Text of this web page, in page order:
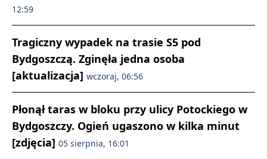
12:59
Tragiczny wypadek na trasie S5 pod
Bydgoszczą. Zginęła jedna osoba
[aktualizacja] wczoraj, 06:56
Płonął taras w bloku przy ulicy Potockiego w
Bydgoszczy. Ogień ugaszono w kilka minut
[zdjęcia] 05 sierpnia, 16:01